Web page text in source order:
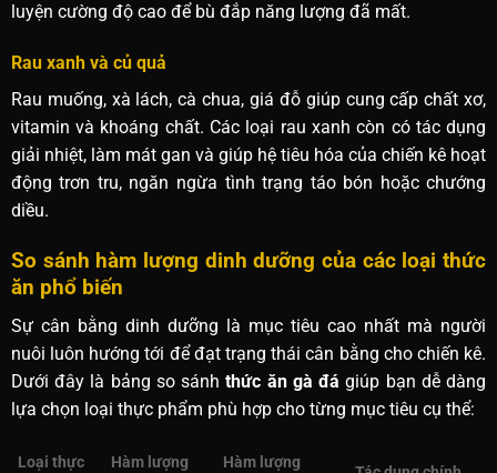
luyện cường độ cao để bù đắp năng lượng đã mất.
Rau xanh và củ quả
Rau muống, xà lách, cà chua, giá đỗ giúp cung cấp chất xơ,
vitamin và khoáng chất. Các loại rau xanh còn có tác dụng
giải nhiệt, làm mát gan và giúp hệ tiêu hóa của chiến kê hoạt
động trơn tru, ngăn ngừa tình trạng táo bón hoặc chướng
diều.
So sánh hàm lượng dinh dưỡng của các loại thức
ăn phổ biến
Sự cân bằng dinh dưỡng là mục tiêu cao nhất mà người
nuôi luôn hướng tới để đạt trạng thái cân bằng cho chiến kê.
Dưới đây là bảng so sánhthức ăn gà đágiúp bạn dễ dàng
lựa chọn loại thực phẩm phù hợp cho từng mục tiêu cụ thể:
Loại thực Hàm lượng Hàm lượng